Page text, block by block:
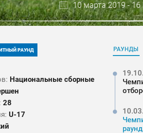
10 марта 2019 -
РАУНД
Национальные сборные
28
U-17
РАУНДЫ
раунд